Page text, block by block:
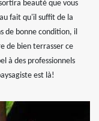
beauté que vous
fait qu'il suffit de la
de bonne condition, il
de bien terrasser ce
à des professionnels
est là!